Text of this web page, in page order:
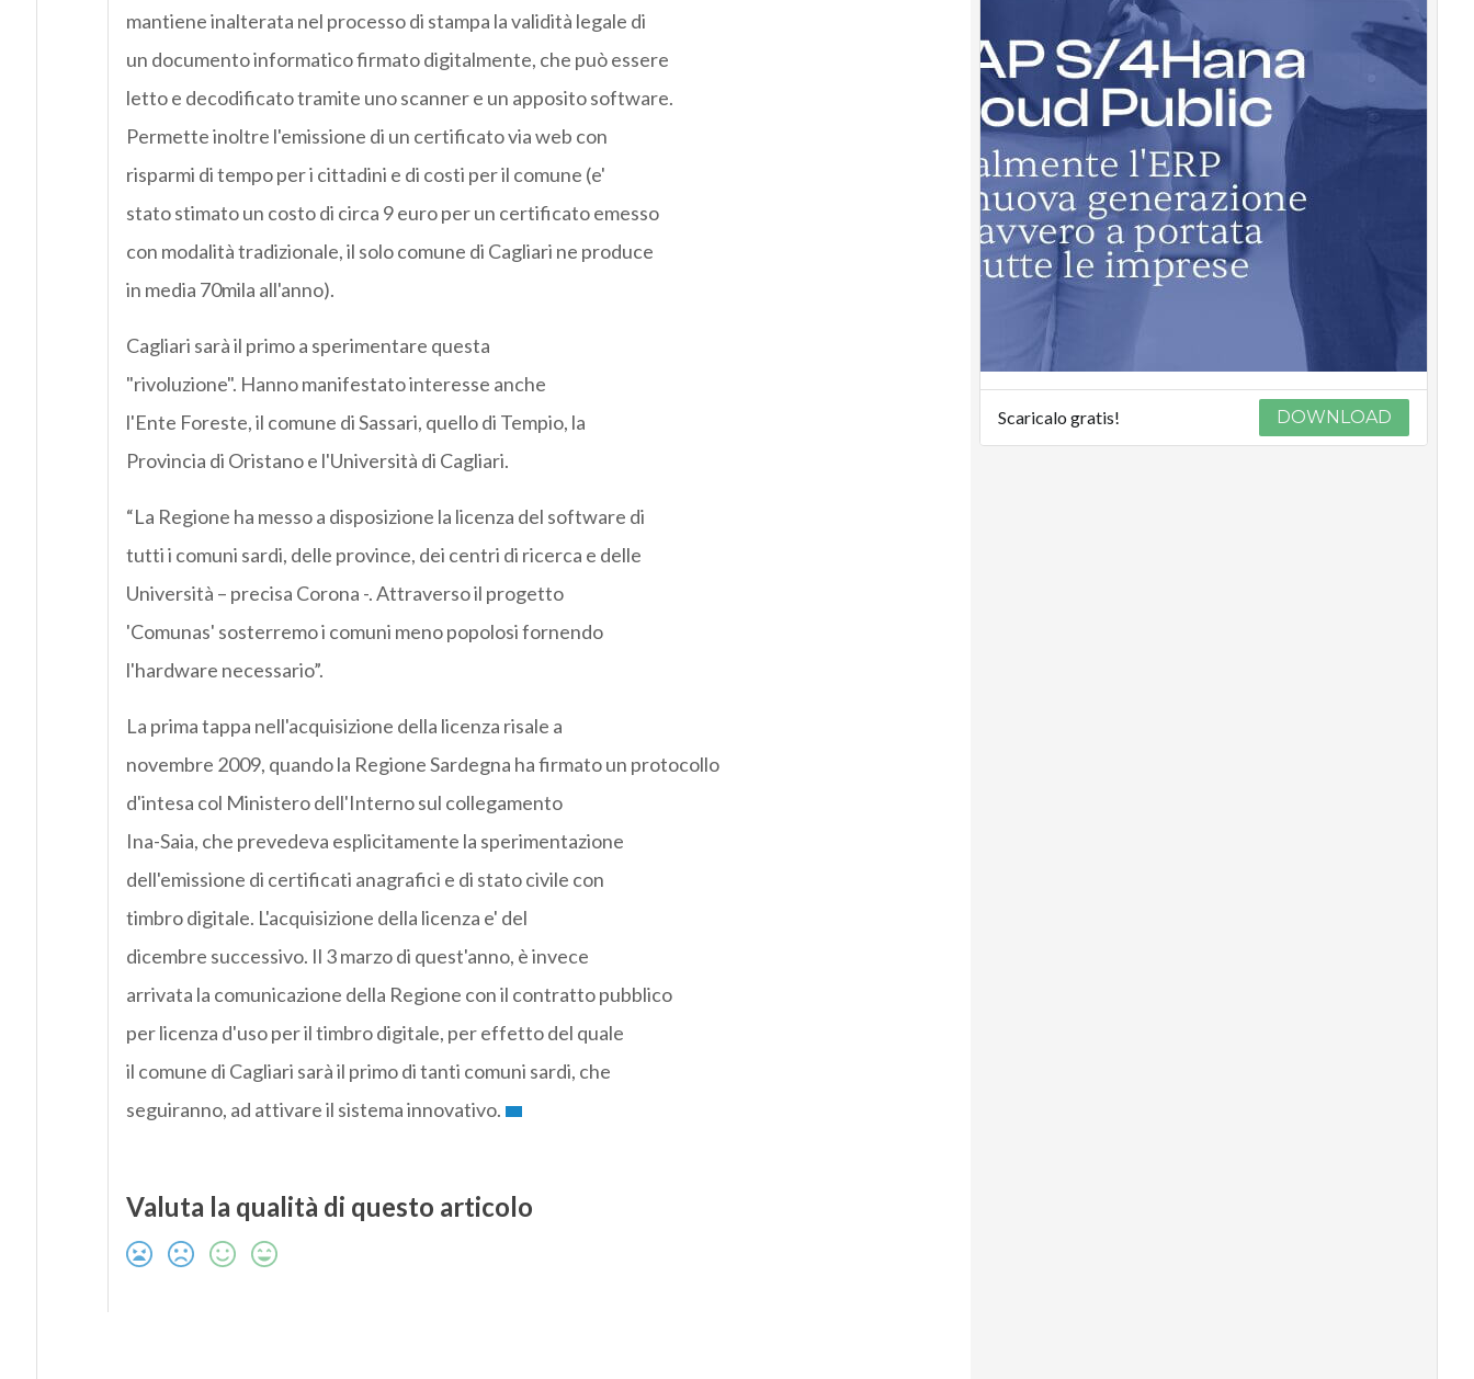
mantiene inalterata nel processo di stampa la validità legale di
un documento informatico firmato digitalmente, che può essere
letto e decodificato tramite uno scanner e un apposito software.
Permette inoltre l'emissione di un certificato via web con
risparmi di tempo per i cittadini e di costi per il comune (e'
stato stimato un costo di circa 9 euro per un certificato emesso
con modalità tradizionale, il solo comune di Cagliari ne produce
in media 70mila all'anno).
Cagliari sarà il primo a sperimentare questa
"rivoluzione". Hanno manifestato interesse anche
l'Ente Foreste, il comune di Sassari, quello di Tempio, la
Provincia di Oristano e l'Università di Cagliari.
“La Regione ha messo a disposizione la licenza del software di
tutti i comuni sardi, delle province, dei centri di ricerca e delle
Università – precisa Corona -. Attraverso il progetto
'Comunas' sosterremo i comuni meno popolosi fornendo
l'hardware necessario”.
La prima tappa nell'acquisizione della licenza risale a
novembre 2009, quando la Regione Sardegna ha firmato un protocollo
d'intesa col Ministero dell'Interno sul collegamento
Ina-Saia, che prevedeva esplicitamente la sperimentazione
dell'emissione di certificati anagrafici e di stato civile con
timbro digitale. L'acquisizione della licenza e' del
dicembre successivo. Il 3 marzo di quest'anno, è invece
arrivata la comunicazione della Regione con il contratto pubblico
per licenza d'uso per il timbro digitale, per effetto del quale
il comune di Cagliari sarà il primo di tanti comuni sardi, che
seguiranno, ad attivare il sistema innovativo.
Valuta la qualità di questo articolo
Scaricalo gratis! DOWNLOAD